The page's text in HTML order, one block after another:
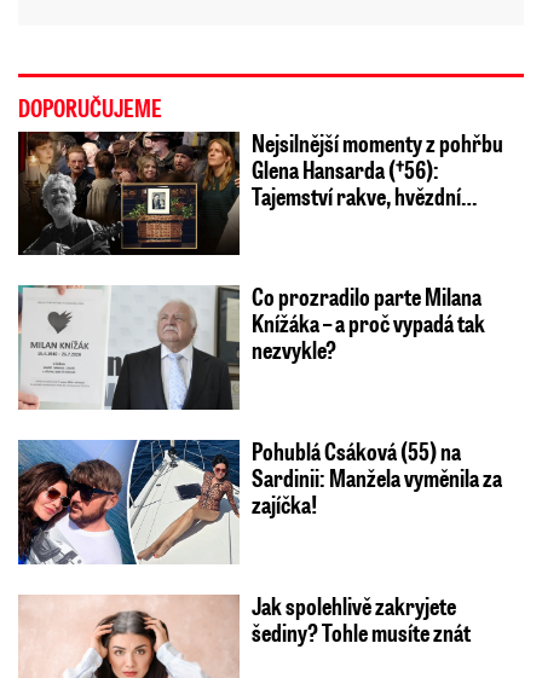
DOPORUČUJEME
Nejsilnější momenty z pohřbu
Glena Hansarda (†56):
Tajemství rakve, hvězdní…
Co prozradilo parte Milana
Knížáka – a proč vypadá tak
nezvykle?
Pohublá Csáková (55) na
Sardinii: Manžela vyměnila za
zajíčka!
Jak spolehlivě zakryjete
šediny? Tohle musíte znát